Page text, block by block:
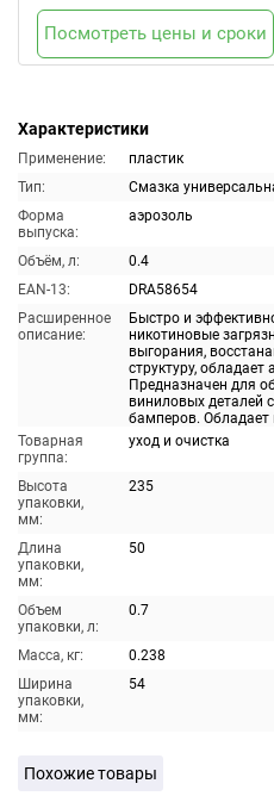
Характеристики
Применение:
пластик
Тип:
Смазка
Форма
выпуска:
аэрозоль
Объём, л:
0.4
EAN-13:
DRA58654
Расширенное
описание:
Быстро и
никотиновые
выгорания,
структуру,
Предназначен для
виниловых деталей
бамперов.
Товарная
группа:
уход и очистка
Высота
упаковки,
мм:
235
Длина
упаковки,
мм:
50
Объем
упаковки, л:
0.7
Масса, кг:
0.238
Ширина
упаковки,
мм:
54
Посмотреть цены и сроки
Похожие товары